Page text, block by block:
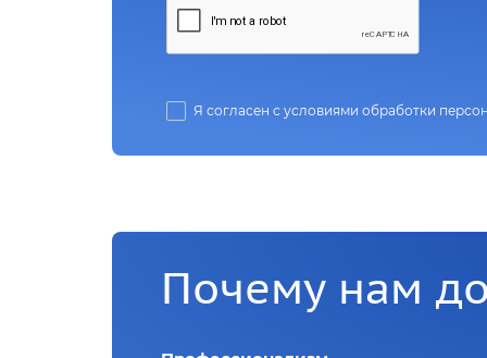
Я согласен с условиями обработки
Почему нам